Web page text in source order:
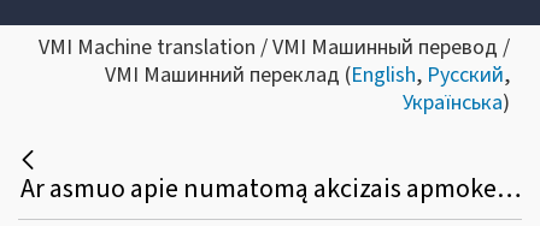
VMI Machine translation / VMI Машинный перевод /
VMI Машинний переклад (English, Русский,
Українська)
Ar asmuo apie numatomą akcizais apmokestinamų prekių, kurioms netaikomas akcizų mokėjimo laikino atidėjimo režimas, siuntimą į kitą ES valstybę narę / gavimą iš kitos ES valstybės narės komerciniams tikslams, turi informuoti VMI?